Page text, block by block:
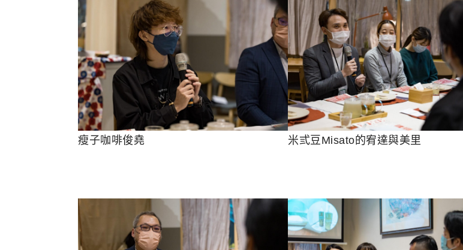
瘦子咖啡俊堯 米弎豆Misato的宥達與美里